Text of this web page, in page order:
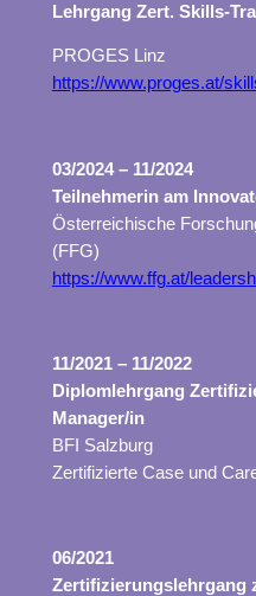
Lehrgang Zert. Skills-
PROGES Linz
https://www.proges.at/
03/2024 – 11/2024
Teilnehmerin am
Österreichische
(FFG)
https://www.ffg.at/
11/2021 – 11/2022
Diplomlehrgang
Manager/in
BFI Salzburg
Zertifizierte Case und
06/2021
Zertifizierungslehrgang